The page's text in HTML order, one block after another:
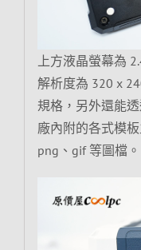
上方液晶螢幕為
解析度為 320 x
規格，另外還能
廠內附的各式模
png、gif 等圖檔。